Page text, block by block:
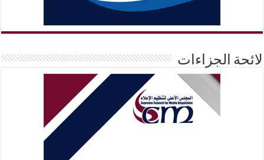
لائحة الجزاءات